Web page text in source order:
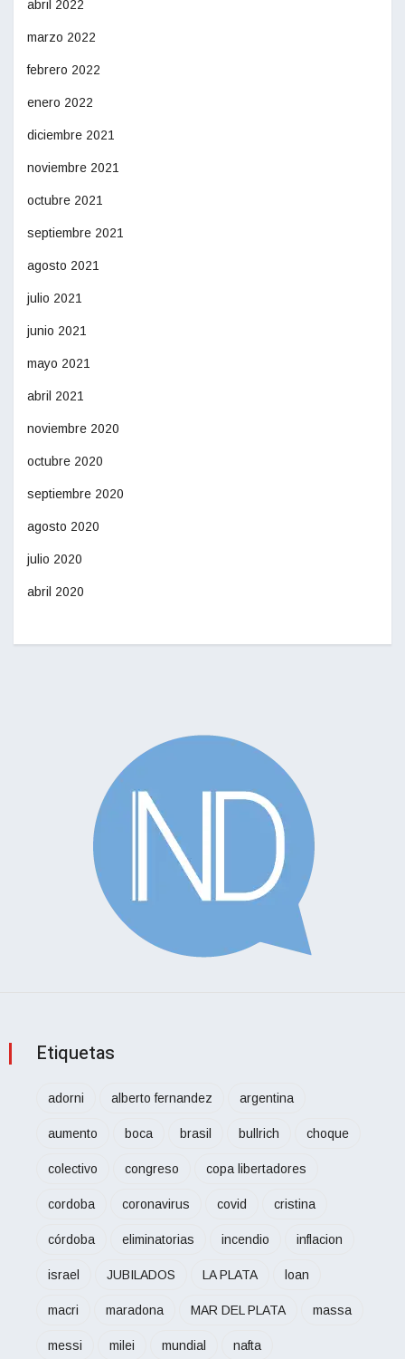
abril 2022
marzo 2022
febrero 2022
enero 2022
diciembre 2021
noviembre 2021
octubre 2021
septiembre 2021
agosto 2021
julio 2021
junio 2021
mayo 2021
abril 2021
noviembre 2020
octubre 2020
septiembre 2020
agosto 2020
julio 2020
abril 2020
Etiquetas
adorni alberto fernandez argentina
aumento boca brasil bullrich choque
colectivo congreso copa libertadores
cordoba coronavirus covid cristina
córdoba eliminatorias incendio inflacion
israel JUBILADOS LA PLATA loan
macri maradona MAR DEL PLATA massa
messi milei mundial nafta